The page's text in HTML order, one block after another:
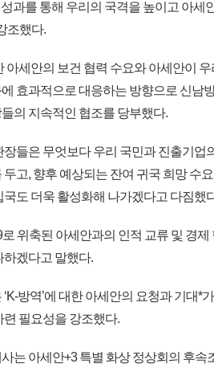
과를 통해 우리의 국격을 높이고 아세
조했다.
아세안의 보건 협력 수요와 아세안이
효과적으로 대응하는 방향으로 신남
의 지속적인 협조를 당부했다.
들은 무엇보다 우리 국민과 진출기업
고, 향후 예상되는 잔여 귀국 희망 수
국도 더욱 활성화해 나가겠다고 다짐했
위축된 아세안과의 인적 교류 및 경
하겠다고 말했다.
방역’에 대한 아세안의 요청과 기대*
련 필요성을 강조했다.
는 아세안+3 특별 화상 정상회의 후속